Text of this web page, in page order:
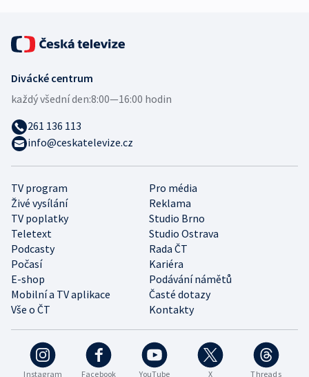
Instagram Facebook YouTube X Threads
TV program
Pro média
Živé vysílání
Reklama
TV poplatky
Studio Brno
Teletext
Studio Ostrava
Podcasty
Rada ČT
Počasí
Kariéra
E-shop
Podávání námětů
Mobilní a TV aplikace
Časté dotazy
Vše o ČT
Kontakty
Divácké centrum
každý všední den:8:00—16:00 hodin
261 136 113
info@ceskatelevize.cz